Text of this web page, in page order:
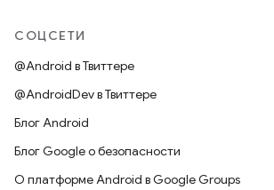
СОЦСЕТИ
@Android в Твиттере
@AndroidDev в Твиттере
Блог Android
Блог Google о безопасности
О платформе Android в Google Groups